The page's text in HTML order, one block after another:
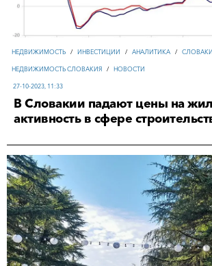
НЕДВИЖИМОСТЬ / ИНВЕСТИЦИИ / АНАЛИТИКА /
НЕДВИЖИМОСТЬ СЛОВАКИЯ / НОВОСТИ
27-10-2023, 11:33
В Словакии падают цены на
активность в сфере